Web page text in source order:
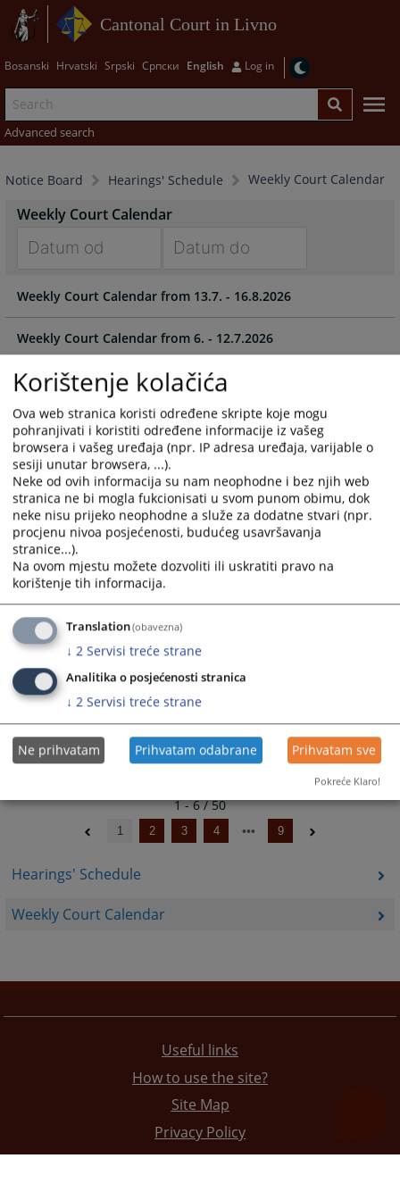
Cantonal Court in Livno
Bosanski Hrvatski Srpski Српски English Log in
Advanced search
Notice Board Hearings' Schedule Weekly Court Calendar
Hearings' Schedule
Weekly Court Calendar
Weekly Court Calendar
forward
to
interact
with
the
calendar
and
select
a
date.
Press
the
question
mark
key
to
get
the
keyboard
shortcuts
for
changing
dates.
forward
to
interact
with
the
calendar
and
select
a
date.
Press
the
question
key
to
get
the
keyboard
shortcuts
changing
dates.
Weekly Court Calendar from 13.7. - 16.8.2026
Weekly Court Calendar from 6. - 12.7.2026
Weekly Court Calendar from 29.6. - 5.7.2026
Weekly Court Calendar from 22. - 28.6.2026
Weekly Court Calendar from 15. - 21.6.2026
Weekly Court Calendar from 8. - 14.6.2026
1 - 6 / 50
1 2 3 4 9
Useful links
How to use the site?
Site Map
Privacy Policy
Korištenje kolačića
Ova web stranica koristi određene skripte koje mogu
pohranjivati i koristiti određene informacije iz vašeg
browsera i vašeg uređaja (npr. IP adresa uređaja, varijable o
sesiji unutar browsera, ...).
Neke od ovih informacija su nam neophodne i bez njih web
stranica ne bi mogla fukcionisati u svom punom obimu, dok
neke nisu prijeko neophodne a služe za dodatne stvari (npr.
procjenu nivoa posjećenosti, budućeg usavršavanja
stranice...).
Na ovom mjestu možete dozvoliti ili uskratiti pravo na
korištenje tih informacija.
Translation(obavezna)
↓ 2 Servisi treće strane
Analitika o posjećenosti stranica
↓ 2 Servisi treće strane
Ne prihvatam Prihvatam odabrane Prihvatam sve
Pokreće Klaro!